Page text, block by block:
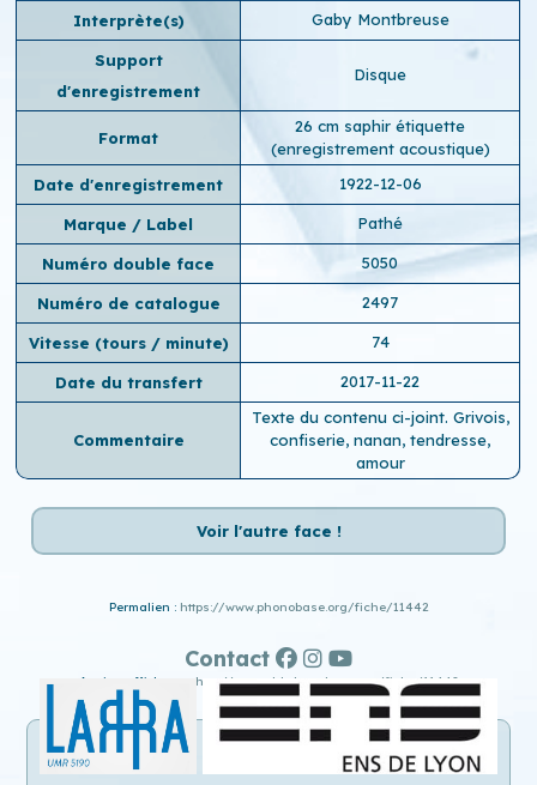
Interprète(s)
Gaby Montbreuse
Support
d'enregistrement
Disque
Format
26 cm saphir étiquette
(enregistrement acoustique)
Date d'enregistrement
1922-12-06
Marque / Label Pathé
Numéro double face 5050
Numéro de catalogue 2497
Vitesse (tours / minute) 74
Date du transfert 2017-11-22
Commentaire
Texte du contenu ci-joint. Grivois,
confiserie, nanan, tendresse,
amour
Voir l'autre face !
Permalien : https://www.phonobase.org/fiche/11442
Ancien affichage : http://www.old.phonobase.org/fiche/11442
Contact